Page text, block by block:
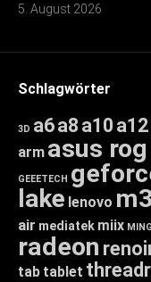
5. August 2026
Schlagwörter
3D a6a8 a10 a12
arm asus rog
GEEETECH
lake lenovo m3
air mediatek miix
radeon
tab tablet